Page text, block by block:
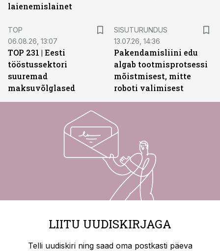
laienemislainet
TOP
06.08.26, 13:07
TOP 231 | Eesti
tööstussektori
suuremad
maksuvõlglased
SISUTURUNDUS
13.07.26, 14:36
Pakendamisliini edu
algab tootmisprotsessi
mõistmisest, mitte
roboti valimisest
LIITU UUDISKIRJAGA
Telli uudiskiri ning saad oma postkasti päeva